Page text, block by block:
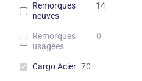
Remorques
neuves
14
Remorques
usagées
0
Cargo Acier 70